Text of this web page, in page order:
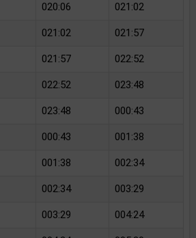
020:06 021:02
021:02 021:57
021:57 022:52
022:52 023:48
023:48 000:43
000:43 001:38
001:38 002:34
002:34 003:29
003:29 004:24